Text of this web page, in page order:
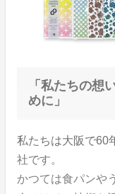
「私たちの
めに」
私たちは大阪で60
社です。
かつては食パンや